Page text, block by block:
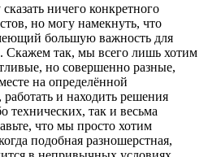
ничего конкретного
но могу намекнуть, что
большую важность для
Скажем так, мы всего лишь хотим
но совершенно разные,
на определённой
и находить решения
технических, так и весьма
что мы просто хотим
подобная разношерстная,